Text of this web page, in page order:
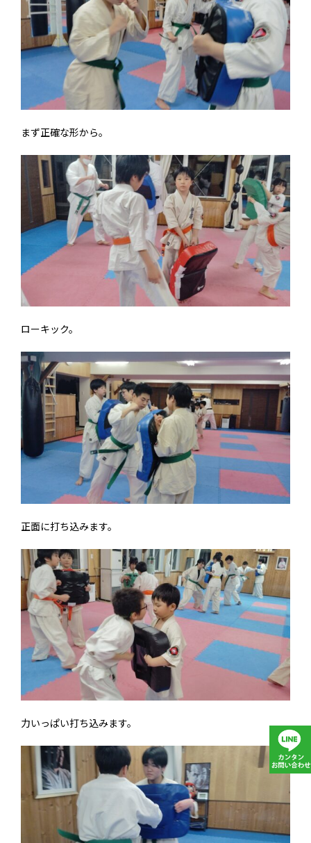
まず正確な形から。
ローキック。
正面に打ち込みます。
力いっぱい打ち込みます。